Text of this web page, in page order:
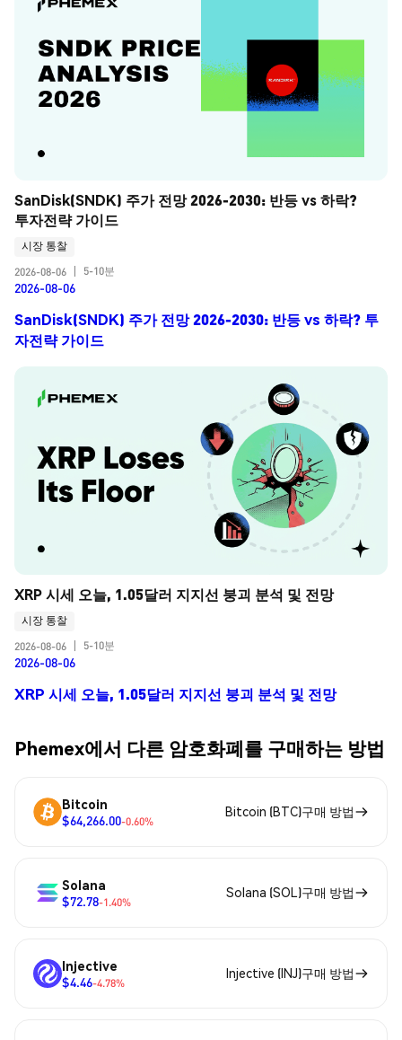
SanDisk(SNDK) 주가 전망 2026-2030: 반등 vs 하락?
투자전략 가이드
시장 통찰
2026-08-06
5-10분
2026-08-06
SanDisk(SNDK) 주가 전망 2026-2030: 반등 vs 하락? 투
자전략 가이드
XRP 시세 오늘, 1.05달러 지지선 붕괴 분석 및 전망
시장 통찰
2026-08-06
5-10분
2026-08-06
XRP 시세 오늘, 1.05달러 지지선 붕괴 분석 및 전망
Phemex에서 다른 암호화폐를 구매하는 방법
Bitcoin
$64,266.00-0.60%
Bitcoin (BTC)구매 방법
Solana
$72.78-1.40%
Solana (SOL)구매 방법
Injective
$4.46-4.78%
Injective (INJ)구매 방법